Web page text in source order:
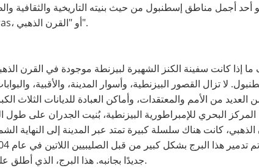
أحد أجمل مناطق إسطنبول من حيث بنيته التاريخية والثقافية
البوسفور إلى الغرب، فقد أطلق عليه اسم Khrysokeras، أو "القرن الذهبي".
إذا كانت سفينة الكنز الشهيرة لبيزنطة موجودة في القرن
لا تزال القصور البيزنطية، وأسوار المدينة، والأقبية،
العديد من الأمم والمعتقدات، وأماكن العبادة للديانات
البحري للإمبراطورية البيزنطية، بُنيت الجدران على
كانت هناك سلسلة كبيرة تمتد عبر المدينة إلى النهاية
جديدًا بجانبه. هذا البرج، الذي أطلق عليه اسم برج يسوع في عام 1348، هو برج غلطة الشهير.